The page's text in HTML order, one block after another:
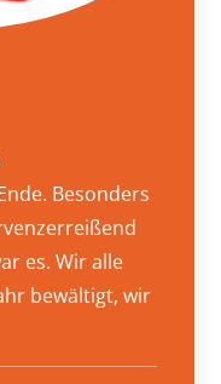
Besonders
es. Wir alle
bewältigt, wir